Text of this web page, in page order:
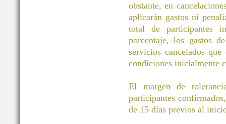
obstante, en
aplicarán gastos ni
total de participantes
porcentaje, los gastos
servicios cancelados
condiciones inicialmente
El margen de
participantes
de 15 días previos al